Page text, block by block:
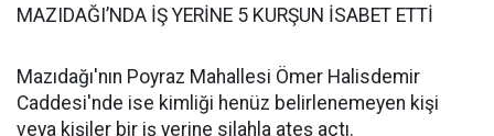
MAZIDAĞI’NDA İŞ YERİNE 5 KURŞUN İSABET ETTİ
Mazıdağı'nın Poyraz Mahallesi Ömer Halisdemir
Caddesi'nde ise kimliği henüz belirlenemeyen kişi
veya kişiler bir iş yerine silahla ateş açtı.